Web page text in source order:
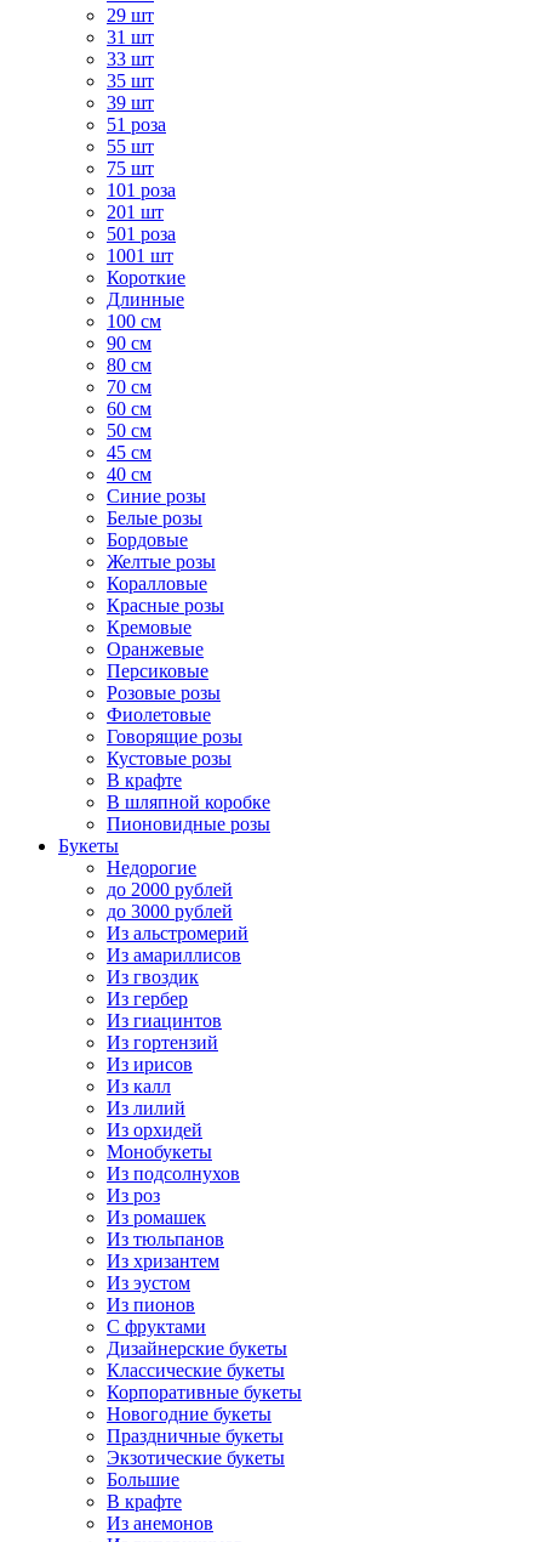
29 шт
31 шт
33 шт
35 шт
39 шт
51 роза
55 шт
75 шт
101 роза
201 шт
501 роза
1001 шт
Короткие
Длинные
100 см
90 см
80 см
70 см
60 см
50 см
45 см
40 см
Cиние розы
Белые розы
Бордовые
Желтые розы
Коралловые
Красные розы
Кремовые
Оранжевые
Персиковые
Розовые розы
Фиолетовые
Говорящие розы
Кустовые розы
В крафте
В шляпной коробке
Пионовидные розы
Букеты
Недорогие
до 2000 рублей
до 3000 рублей
Из альстромерий
Из амариллисов
Из гвоздик
Из гербер
Из гиацинтов
Из гортензий
Из ирисов
Из калл
Из лилий
Из орхидей
Монобукеты
Из подсолнухов
Из роз
Из ромашек
Из тюльпанов
Из хризантем
Из эустом
Из пионов
С фруктами
Дизайнерские букеты
Классические букеты
Корпоративные букеты
Новогодние букеты
Праздничные букеты
Экзотические букеты
Большие
В крафте
Из анемонов